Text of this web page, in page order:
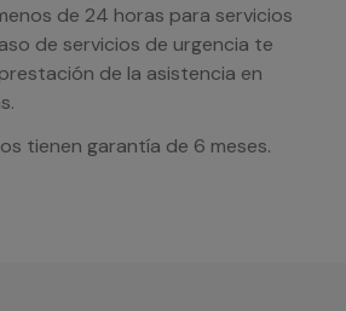
de 24 horas para servicios
de servicios de urgencia te
de la asistencia en
tienen garantía de 6 meses.